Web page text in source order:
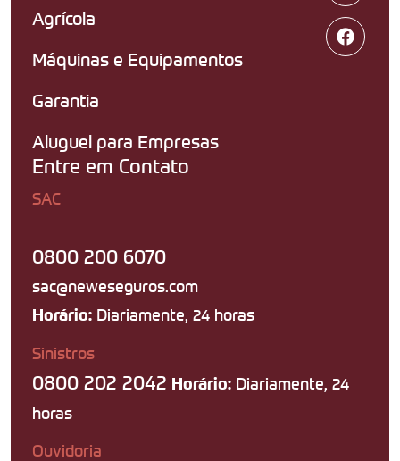
Agrícola
Máquinas e Equipamentos
Garantia
Aluguel para Empresas
Entre em Contato
SAC
0800 200 6070
sac@neweseguros.com
Horário: Diariamente, 24 horas
Sinistros
0800 202 2042 Horário: Diariamente, 24
horas
Ouvidoria